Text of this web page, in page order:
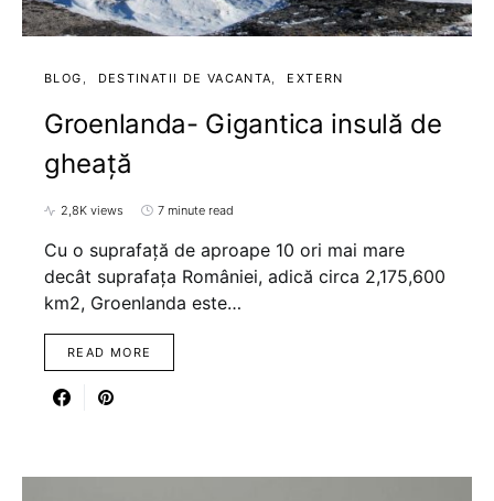
BLOG DESTINATII DE VACANTA EXTERN
Groenlanda- Gigantica insulă de
gheață
2,8K views 7 minute read
Cu o suprafață de aproape 10 ori mai mare
decât suprafața României, adică circa 2,175,600
km2, Groenlanda este…
READ MORE